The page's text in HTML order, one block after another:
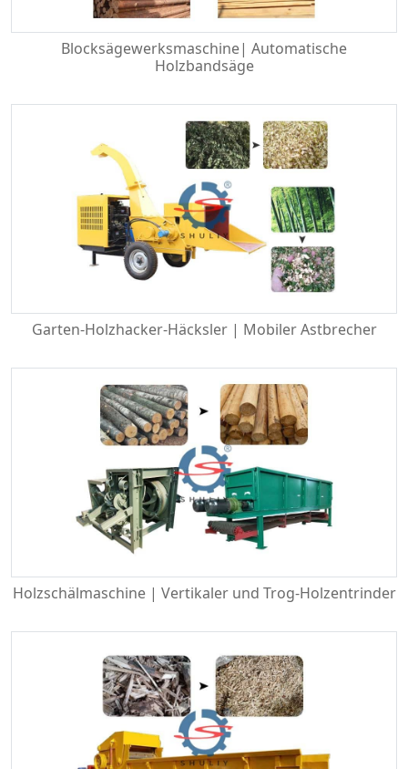
Blocksägewerksmaschine| Automatische
Holzbandsäge
Garten-Holzhacker-Häcksler | Mobiler Astbrecher
Holzschälmaschine | Vertikaler und Trog-Holzentrinder